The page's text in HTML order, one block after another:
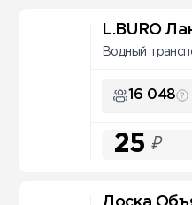
L.BURO
Водный
16 048
25 ₽